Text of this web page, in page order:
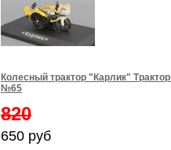
Колесный трактор "Карлик"
№65
820
650 руб